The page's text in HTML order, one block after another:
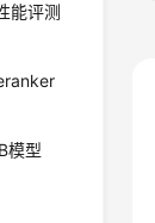
能评测
模型